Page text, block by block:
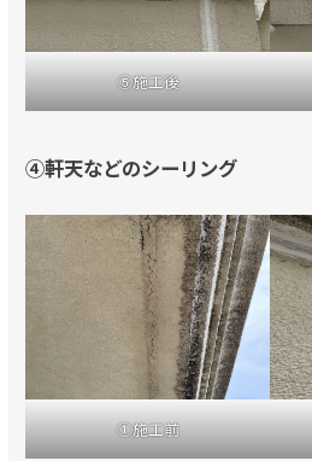
⑤施工後
④軒天などのシーリング
①施工前